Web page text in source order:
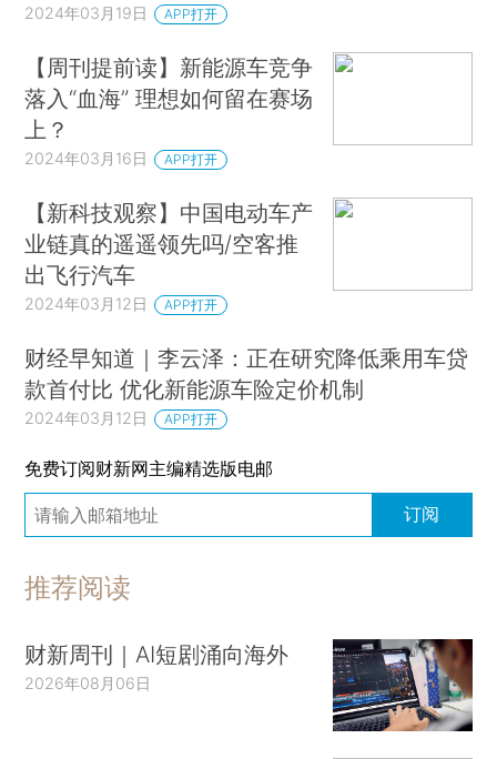
2024年03月19日 APP打开
【周刊提前读】新能源车竞争
落入“血海” 理想如何留在赛场
上？
2024年03月16日 APP打开
【新科技观察】中国电动车产
业链真的遥遥领先吗/空客推
出飞行汽车
2024年03月12日 APP打开
财经早知道｜李云泽：正在研究降低乘用车贷
款首付比 优化新能源车险定价机制
2024年03月12日 APP打开
免费订阅财新网主编精选版电邮
订阅
推荐阅读
财新周刊｜AI短剧涌向海外
2026年08月06日